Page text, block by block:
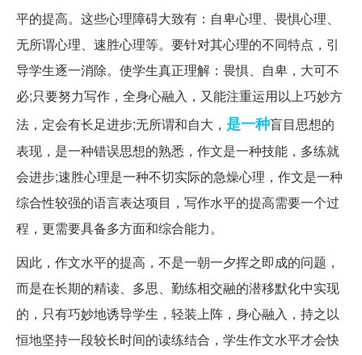
平的提高。这些心理障碍大致有：自卑心理、畏惧心理、
无所谓心理、速胜心理等。要针对其心理的不同特点，引
导学生逐一消除。使学生真正理解：畏惧、自卑，大可不
必;只要努力写作，全身心融入，又能注重运用以上巧妙方
法，定会有长足进步;无所谓和自大， 是一种盲目思想的
表现，是一种错误思想的熟悉，作文是一种技能，多练就
会进步;速胜心理是一种不切实际的急燥心理，作文是一种
综合性较强的语言表达项目，写作水平的提高需要一个过
程，更需要具备多方面和综合能力。
因此，作文水平的提高，不是一朝一夕挥之即成的问题，
而是在长期的精读、多思、勤练相交融的潜移默化中实现
的，只有巧妙地诱导学生，轻装上阵，身心融入，持之以
恒地坚持一段较长时间的读练结合，学生作文水平才会快